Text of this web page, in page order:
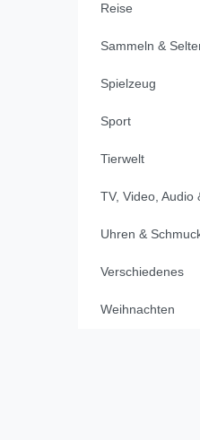
Reise
Sammeln &
Spielzeug
Sport
Tierwelt
TV, Video, Audio
Uhren &
Verschiedenes
Weihnachten